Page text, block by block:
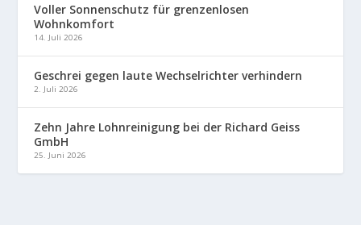
Voller Sonnenschutz für grenzenlosen
Wohnkomfort
14. Juli 2026
Geschrei gegen laute Wechselrichter verhindern
2. Juli 2026
Zehn Jahre Lohnreinigung bei der Richard Geiss
GmbH
25. Juni 2026